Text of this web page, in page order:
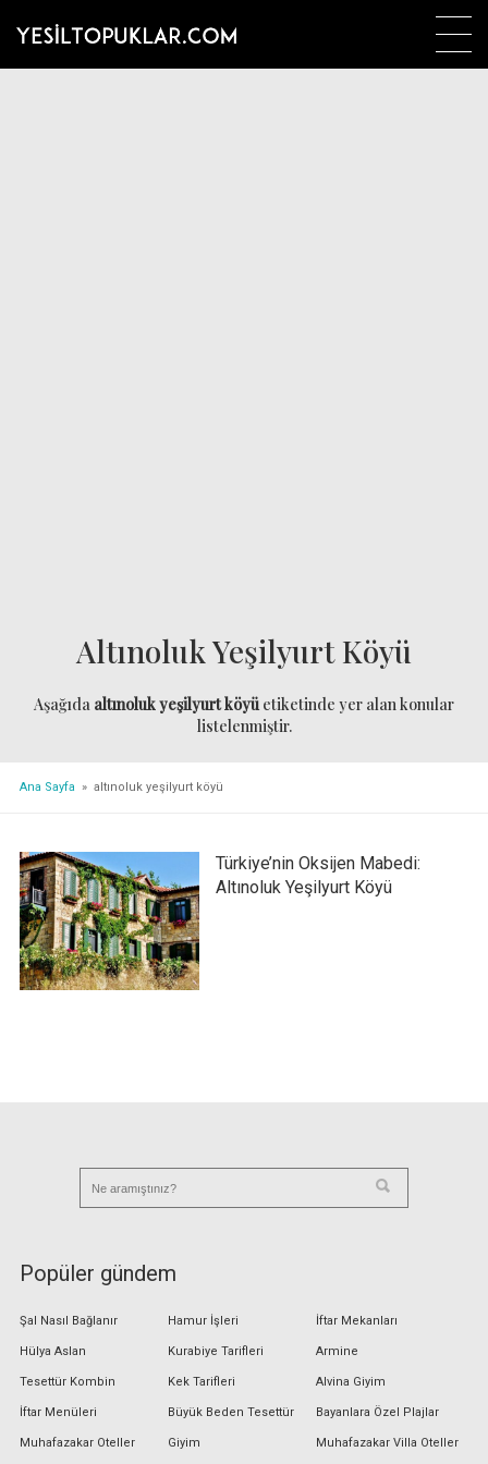
Altınoluk Yeşilyurt Köyü
Aşağıda altınoluk yeşilyurt köyüetiketinde yer alan konular
listelenmiştir.
Ana Sayfa » altınoluk yeşilyurt köyü
Türkiye’nin Oksijen Mabedi:
Altınoluk Yeşilyurt Köyü
Popüler gündem
Şal Nasıl Bağlanır
Hülya Aslan
Tesettür Kombin
İftar Menüleri
Muhafazakar Oteller
Hamur İşleri
Kurabiye Tarifleri
Kek Tarifleri
Büyük Beden Tesettür
Giyim
İftar Mekanları
Armine
Alvina Giyim
Bayanlara Özel Plajlar
Muhafazakar Villa Oteller